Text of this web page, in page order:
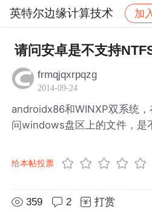
英特尔边缘计算技术 加
社区 英特尔边缘计算技术
请问安卓是不支持
frmqjqxrpqzg
2014-09-24
androidx86和WINXP双系统
问windows盘区上的文件，是
给本帖投票
359 2 打赏